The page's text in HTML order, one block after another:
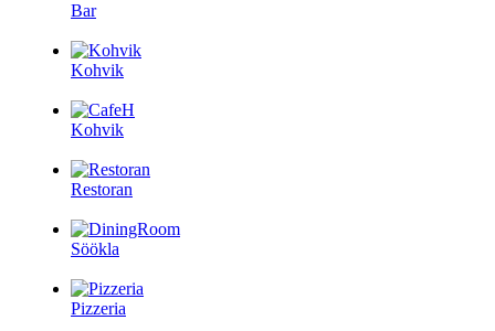
Bar
Kohvik
Kohvik
Restoran
Söökla
Pizzeria